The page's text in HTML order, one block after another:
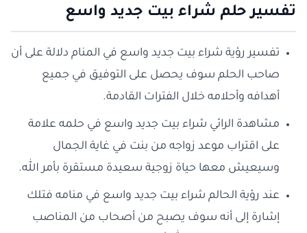
تفسير حلم شراء بيت جديد واسع
تفسير رؤية شراء بيت جديد واسع في المنام دلالة على أن
صاحب الحلم سوف يحصل على التوفيق في جميع
أهدافه وأحلامه خلال الفترات القادمة.
مشاهدة الرائي شراء بيت جديد واسع في حلمه علامة
على اقتراب موعد زواجه من بنت في غاية الجمال
وسيعيش معها حياة زوجية سعيدة مستقرة بأمر الله.
عند رؤية الحالم شراء بيت جديد واسع في منامه فتلك
إشارة إلى أنه سوف يصبح من أصحاب من المناصب